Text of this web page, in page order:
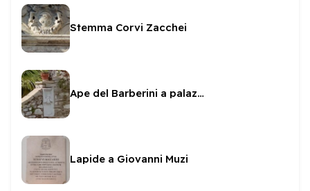
Stemma Corvi Zacchei
Ape del Barberini a palazzo Leonetti Luparini
Lapide a Giovanni Muzi